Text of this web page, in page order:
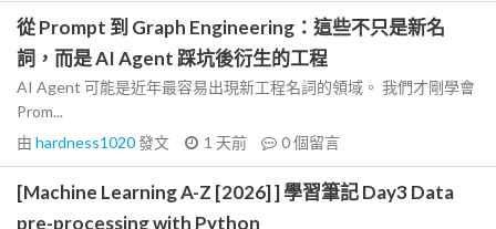
從 Prompt 到 Graph Engineering：這些不只是新名
詞，而是 AI Agent 踩坑後衍生的工程
AI Agent 可能是近年最容易出現新工程名詞的領域。 我們才剛學會
Prom...
由 hardness1020發文 1 天前 0個留言
[Machine Learning A-Z [2026] ] 學習筆記 Day3 Data
pre-processing with Python